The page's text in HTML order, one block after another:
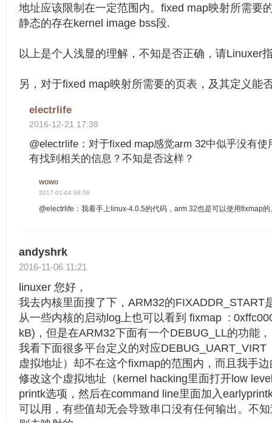
地址应该限制在一定范围内。fixed map映射所需要
静态的存在kernel image bss段.
以上是个人浅显的理解，不知是否正确，请Linuxer
另，对于fixed map映射所需要的页表，及其定义能
electrlife
2016-12-21 17:38
@electrlife：对于fixed map感觉arm 32中似乎没有
有找到相关的信息？不知是否这样？
wowo
2017-01-04 08:56
@electrlife：我看手上linux-4.0.5的代码，arm 32也是可以使用fixmap的
andyshrk
2016-11-06 11:21
linuxer 您好，
我去内核里面搜了下，ARM32的FIXADDR_START
从一些内核的启动log上也可以看到 fixmap :
kB)，但是在ARM32下面有一个DEBUG_LL的功能，
我看下面很多平台定义的对应DEBUG_UART_VIRT
虚拟地址）却不在这个fixmap的范围内，而且我手
修改这个虚拟地址（kernel hacking里面打开low
printk选项，然后在command line里面加入
可以用，有些值却无会导致串口没有任何输出。不